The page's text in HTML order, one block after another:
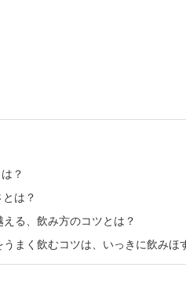
？
は？
る、飲み方のコツとは？
まく飲むコツは、いっきに飲みほ